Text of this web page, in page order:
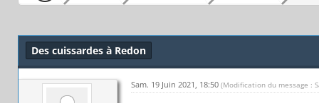
Des cuissardes à Redon
Sam. 19 Juin 2021, 18:50 (Modification du message :